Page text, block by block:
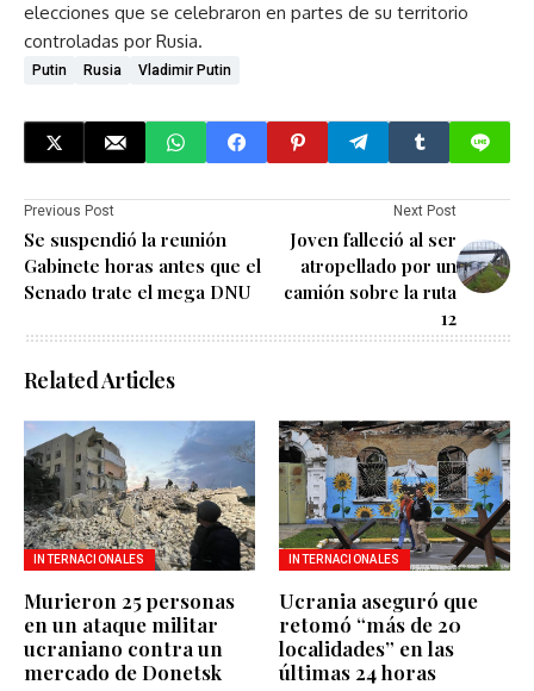
elecciones que se celebraron en partes de su territorio
controladas por Rusia.
Putin Rusia Vladimir Putin
Previous Post
Se suspendió la reunión
Gabinete horas antes que el
Senado trate el mega DNU
Next Post
Joven falleció al ser
atropellado por un
camión sobre la ruta
12
Related Articles
INTERNACIONALES
Murieron 25 personas
en un ataque militar
ucraniano contra un
mercado de Donetsk
INTERNACIONALES
Ucrania aseguró que
retomó “más de 20
localidades” en las
últimas 24 horas